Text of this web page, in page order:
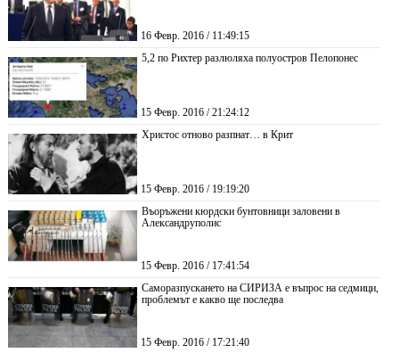
16 Февр. 2016 / 11:49:15
5,2 по Рихтер разлюляха полуостров Пелопонес
15 Февр. 2016 / 21:24:12
Христос отново разпнат… в Крит
15 Февр. 2016 / 19:19:20
Въоръжени кюрдски бунтовници заловени в
Александруполис
15 Февр. 2016 / 17:41:54
Саморазпускането на СИРИЗА е въпрос на седмици,
проблемът е какво ще последва
15 Февр. 2016 / 17:21:40